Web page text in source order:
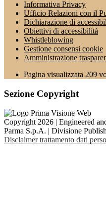
Informativa Privacy
Ufficio Relazioni con il
Dichiarazione di
Obiettivi di accessibilità
Whistleblowing
Gestione consensi cookie
Amministrazione
Pagina visualizzata 209
Sezione Copyright
Copyright 2026 | Engineered
Parma S.p.A. | Divisione
Disclaimer trattamento dati